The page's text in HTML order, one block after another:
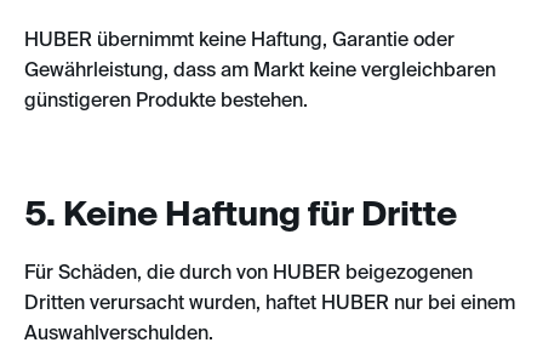
HUBER übernimmt keine Haftung, Garantie oder
Gewährleistung, dass am Markt keine vergleichbaren
günstigeren Produkte bestehen.
5. Keine Haftung für Dritte
Für Schäden, die durch von HUBER beigezogenen
Dritten verursacht wurden, haftet HUBER nur bei einem
Auswahlverschulden.